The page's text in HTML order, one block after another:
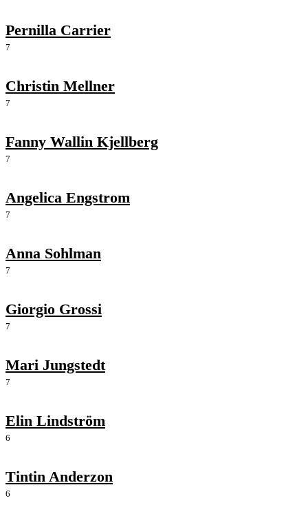
Pernilla Carrier
7
Christin Mellner
7
Fanny Wallin Kjellberg
7
Angelica Engstrom
7
Anna Sohlman
7
Giorgio Grossi
7
Mari Jungstedt
7
Elin Lindström
6
Tintin Anderzon
6